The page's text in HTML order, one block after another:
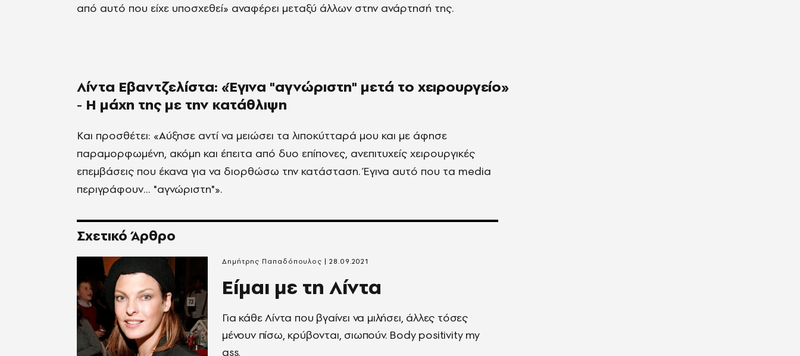
από αυτό που είχε υποσχεθεί» αναφέρει μεταξύ άλλων στην ανάρτησή της.
Λίντα Εβαντζελίστα: «Έγινα "αγνώριστη" μετά το χειρουργείο»
- Η μάχη της με την κατάθλιψη
Και προσθέτει: «Αύξησε αντί να μειώσει τα λιποκύτταρά μου και με άφησε
παραμορφωμένη, ακόμη και έπειτα από δυο επίπονες, ανεπιτυχείς χειρουργικές
επεμβάσεις που έκανα για να διορθώσω την κατάσταση. Έγινα αυτό που τα media
περιγράφουν… "αγνώριστη"».
Σχετικό Άρθρο
Είμαι με τη Λίντα
Για κάθε Λίντα που βγαίνει να μιλήσει, άλλες τόσες
μένουν πίσω, κρύβονται, σιωπούν. Βody positivity my
ass.
Δημήτρης Παπαδόπουλος 28.09.2021